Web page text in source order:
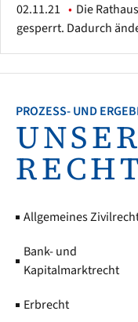
02.11.21
Die
gesperrt. Dadurch
PROZESS- UND
Allgemeines
Bank- und
Kapitalmarktrecht
Erbrecht